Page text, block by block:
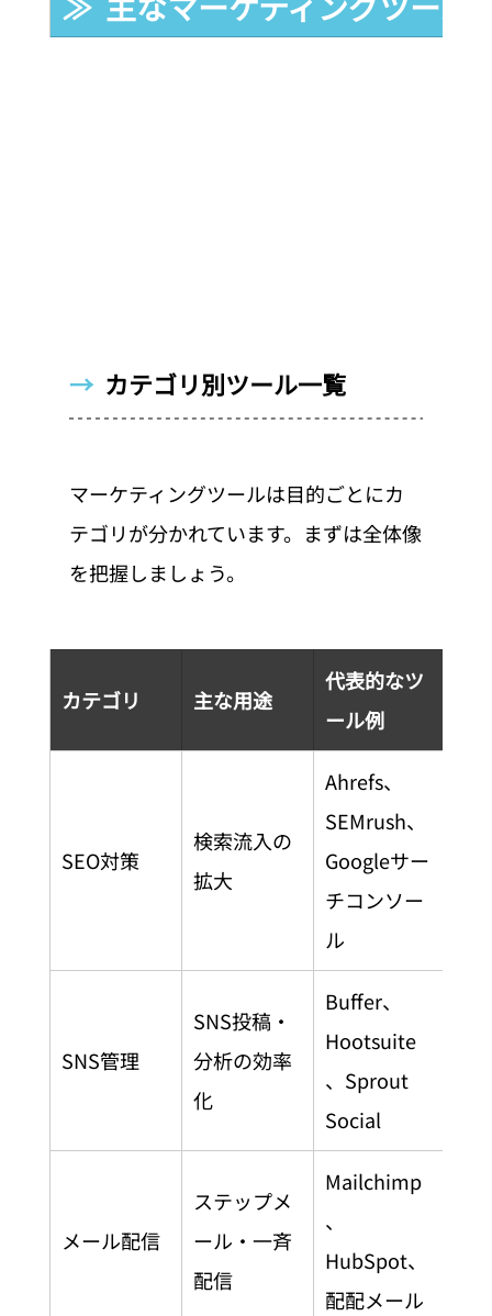
→ カテゴリ別ツール一覧
マーケティングツールは目的ごとにカ
テゴリが分かれています。まずは全体像
を把握しましょう。
カテゴリ 主な用途
代表的なツ
ール例
SEO対策
検索流入の
拡大
Ahrefs、
SEMrush、
Googleサー
チコンソー
ル
SNS管理
SNS投稿・
分析の効率
化
Buffer、
Hootsuite
、Sprout
Social
メール配信
ステップメ
ール・一斉
配信
Mailchimp
、
HubSpot、
配配メール